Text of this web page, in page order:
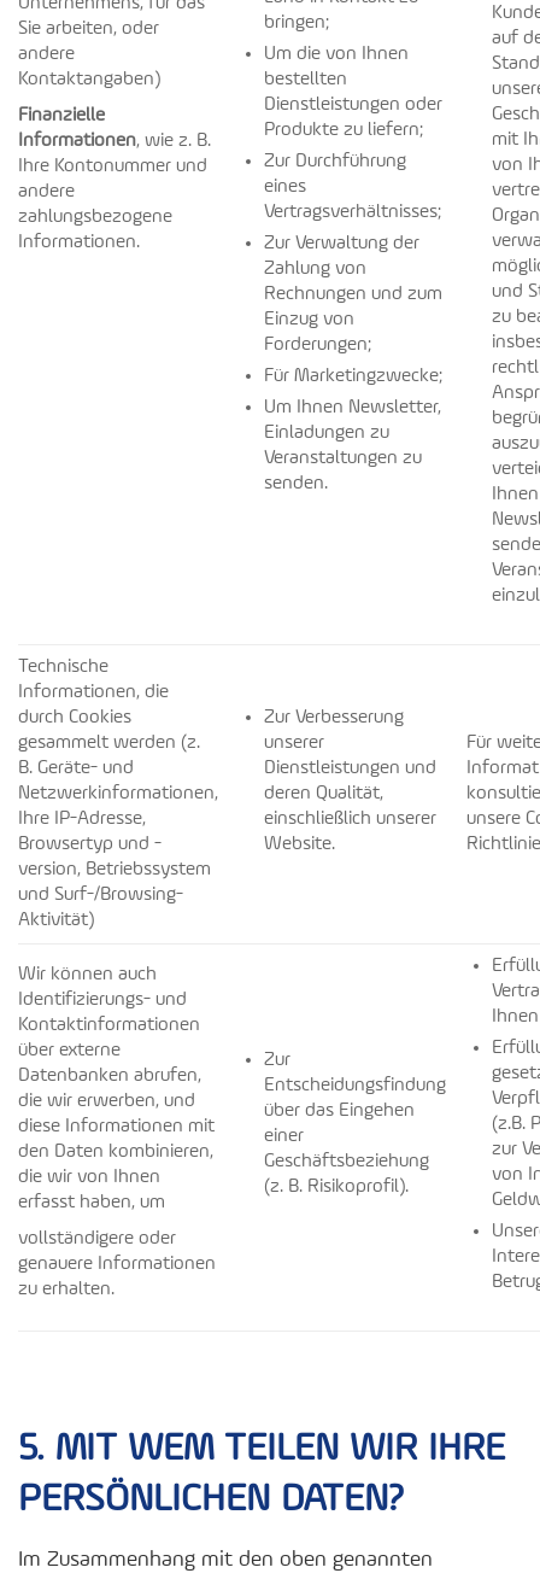
Unternehmens, für das
Sie arbeiten, oder
andere
Kontaktangaben)
Finanzielle
Informationen, wie z. B.
Ihre Kontonummer und
andere
zahlungsbezogene
Informationen.
bringen;
Um die von Ihnen
bestellten
Dienstleistungen oder
Produkte zu liefern;
Zur Durchführung
eines
Vertragsverhältnisses;
Zur Verwaltung der
Zahlung von
Rechnungen und zum
Einzug von
Forderungen;
Für Marketingzwecke;
Um Ihnen Newsletter,
Einladungen zu
Veranstaltungen zu
senden.
auf
mit
von
und
zu
Technische
Informationen, die
durch Cookies
gesammelt werden (z.
B. Geräte- und
Netzwerkinformationen,
Ihre IP-Adresse,
Browsertyp und -
version, Betriebssystem
und Surf-/Browsing-
Aktivität)
Zur Verbesserung
unserer
Dienstleistungen und
deren Qualität,
einschließlich unserer
Website.
Für
unsere
Wir können auch
Identifizierungs- und
Kontaktinformationen
über externe
Datenbanken abrufen,
die wir erwerben, und
diese Informationen mit
den Daten kombinieren,
die wir von Ihnen
erfasst haben, um
vollständigere oder
genauere Informationen
zu erhalten.
Zur
Entscheidungsfindung
über das Eingehen
einer
Geschäftsbeziehung
(z. B. Risikoprofil).
(z.B.
zur
von
5. MIT WEM TEILEN WIR IHRE
PERSÖNLICHEN DATEN?
Im Zusammenhang mit den oben genannten